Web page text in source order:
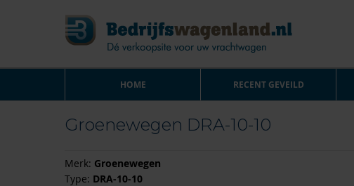
HOME RECENT GEVEILD
Groenewegen DRA-10-10
Merk: Groenewegen
Type: DRA-10-10